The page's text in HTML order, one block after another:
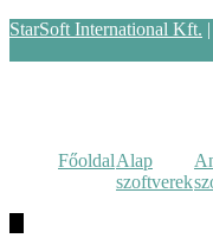
StarSoft International Kft. |
FőoldalAlap
szoftverek